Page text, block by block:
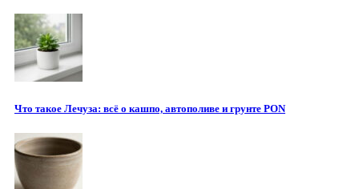
Что такое Лечуза: всё о кашпо, автополиве и грунте PON